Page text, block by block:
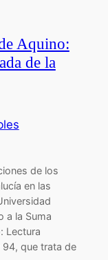
Aquino:
de la
de los
en las
a la Suma
Lectura
que trata de